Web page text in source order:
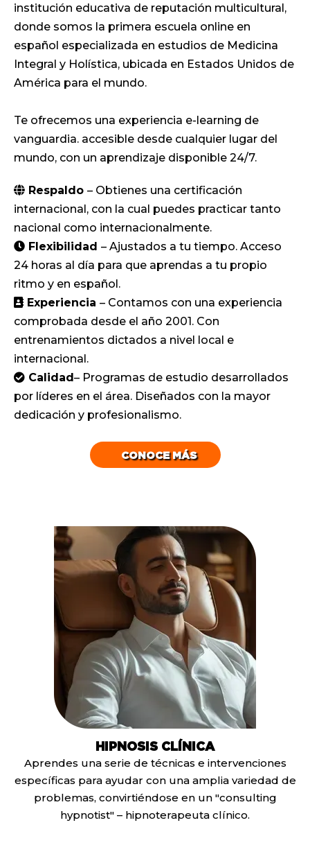
institución educativa de reputación multicultural,
donde somos la primera escuela online en
español especializada en estudios de Medicina
Integral y Holística, ubicada en Estados Unidos de
América para el mundo.
Te ofrecemos una experiencia e-learning de
vanguardia. accesible desde cualquier lugar del
mundo, con un aprendizaje disponible 24/7.
Respaldo – Obtienes una certificación
internacional, con la cual puedes practicar tanto
nacional como internacionalmente.
Flexibilidad – Ajustados a tu tiempo. Acceso
24 horas al día para que aprendas a tu propio
ritmo y en español.
Experiencia – Contamos con una experiencia
comprobada desde el año 2001. Con
entrenamientos dictados a nivel local e
internacional.
Calidad– Programas de estudio desarrollados
por líderes en el área. Diseñados con la mayor
dedicación y profesionalismo.
CONOCE MÁS
HIPNOSIS CLÍNICA
Aprendes una serie de técnicas e intervenciones
específicas para ayudar con una amplia variedad de
problemas, convirtiéndose en un "consulting
hypnotist" – hipnoterapeuta clínico.